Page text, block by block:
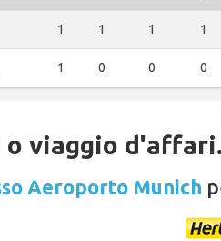
1 1 1 1
1 0 0 0
o viaggio
Aeroporto Munich